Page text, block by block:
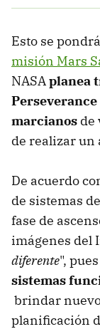
Esto se
misión Mars
NASAplanea
marcianos de
de realizar un
De acuerdo
de sistemas
fase de
imágenes del
diferente",
sistemas
brindar
planificación